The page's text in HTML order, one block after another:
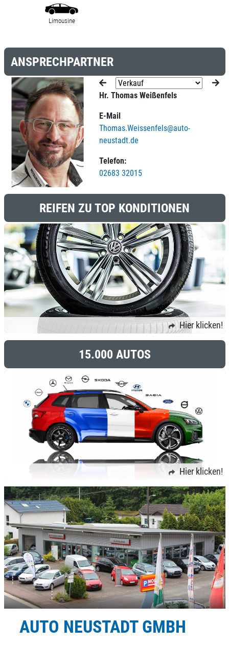
Limousine
ANSPRECHPARTNER
Hr. Thomas Weißenfels
E-Mail
Thomas.Weissenfels@auto-
neustadt.de
Telefon:
02683 32015
REIFEN ZU TOP KONDITIONEN
Hier klicken!
15.000 AUTOS
Hier klicken!
AUTO NEUSTADT GMBH